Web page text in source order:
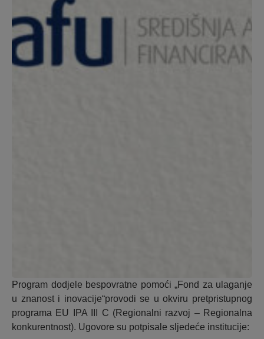
Program dodjele bespovratne pomoći „Fond za ulaganje
u znanost i inovacije“provodi se u okviru pretpristupnog
programa EU IPA III C (Regionalni razvoj – Regionalna
konkurentnost). Ugovore su potpisale sljedeće institucije: